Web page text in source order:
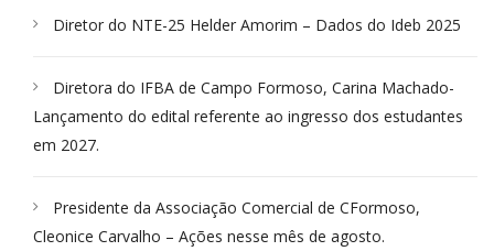
Diretor do NTE-25 Helder Amorim – Dados do Ideb 2025
Diretora do IFBA de Campo Formoso, Carina Machado-
Lançamento do edital referente ao ingresso dos estudantes
em 2027.
Presidente da Associação Comercial de CFormoso,
Cleonice Carvalho – Ações nesse mês de agosto.